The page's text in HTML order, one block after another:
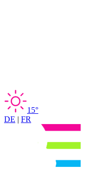
15°
DE | FR